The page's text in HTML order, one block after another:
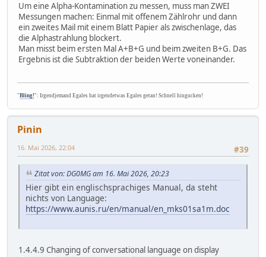
Um eine Alpha-Kontamination zu messen, muss man ZWEI
Messungen machen: Einmal mit offenem Zählrohr und dann
ein zweites Mail mit einem Blatt Papier als zwischenlage, das
die Alphastrahlung blockert.
Man misst beim ersten Mal A+B+G und beim zweiten B+G. Das
Ergebnis ist die Subtraktion der beiden Werte voneinander.
"Bling!": Irgendjemand Egales hat irgendetwas Egales getan! Schnell hingucken!
Pinin
#39
16. Mai 2026, 22:04
Zitat von: DG0MG am 16. Mai 2026, 20:23
Hier gibt ein englischsprachiges Manual, da steht
nichts von Language:
https://www.aunis.ru/en/manual/en_mks01sa1m.doc
1.4.4.9 Changing of conversational language on display